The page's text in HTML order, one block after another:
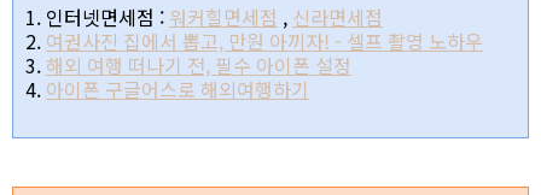
1. 인터넷면세점 : 워커힐면세점 , 신라면세점
2. 여권사진 집에서 뽑고, 만원 아끼자! - 셀프 촬영 노하우
3. 해외 여행 떠나기 전, 필수 아이폰 설정
4. 아이폰 구글어스로 해외여행하기